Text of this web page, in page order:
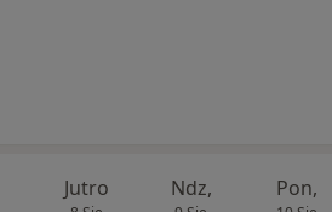
Jutro Ndz, Pon,